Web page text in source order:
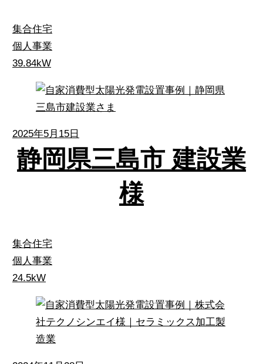
集合住宅
個人事業
39.84kW
2025年5月15日
静岡県三島市 建設業
様
集合住宅
個人事業
24.5kW